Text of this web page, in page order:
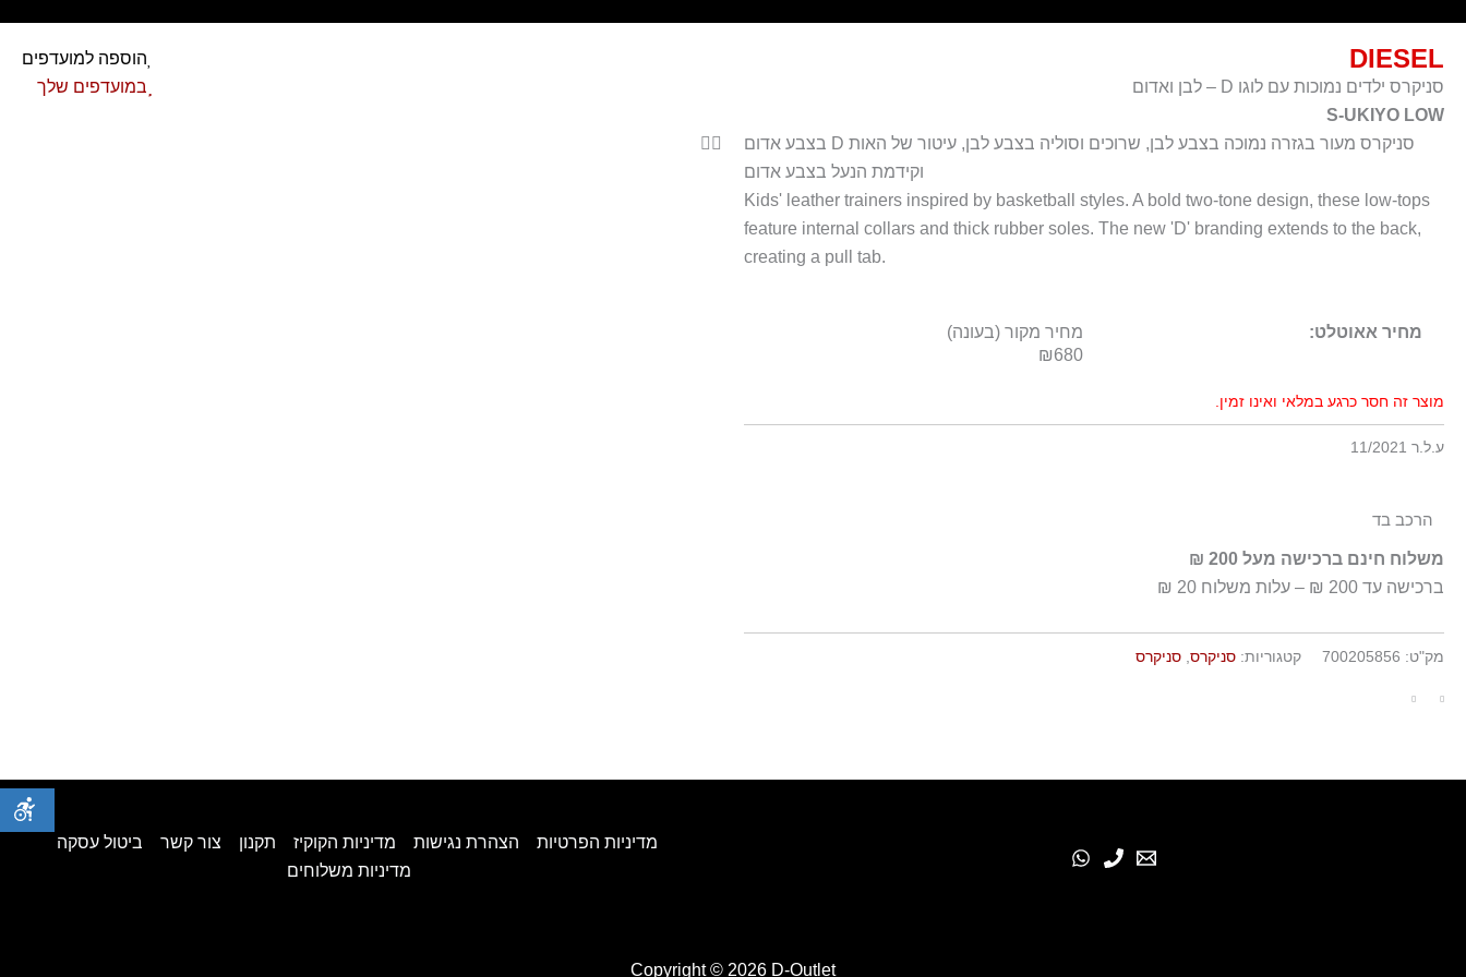
DIESEL
סניקרס ילדים נמוכות עם לוגו D – לבן ואדום
S-UKIYO LOW
סניקרס מעור בגזרה נמוכה בצבע לבן, שרוכים וסוליה בצבע לבן, עיטור של האות D בצבע אדום
וקידמת הנעל בצבע אדום
Kids' leather trainers inspired by basketball styles. A bold two-tone design, these low-tops
feature internal collars and thick rubber soles. The new 'D' branding extends to the back,
creating a pull tab.
מחיר אאוטלט:
מחיר מקור (בעונה)
₪680
מוצר זה חסר כרגע במלאי ואינו זמין.
ע.ל.ר 11/2021
הרכב בד
100% עור
משלוח חינם ברכישה מעל 200 ₪
ברכישה עד 200 ₪ – עלות משלוח 20 ₪
מק"ט: 700205856 קטגוריות: סניקרס סניקרס
הוספה למועדפים
במועדפים שלך
מדיניות הפרטיות הצהרת נגישות מדיניות הקוקיז תקנון צור קשר
ביטול עסקה
מדיניות משלוחים
Copyright © 2026 D-Outlet